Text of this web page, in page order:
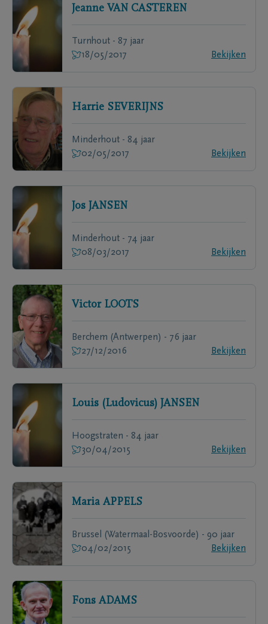
Jeanne VAN CASTEREN
Turnhout - 87 jaar
18/05/2017
Bekijken
Harrie SEVERIJNS
Minderhout - 84 jaar
02/05/2017
Bekijken
Jos JANSEN
Minderhout - 74 jaar
08/03/2017
Bekijken
Victor LOOTS
Berchem (Antwerpen) - 76 jaar
27/12/2016
Bekijken
Louis (Ludovicus) JANSEN
Hoogstraten - 84 jaar
30/04/2015
Bekijken
Maria APPELS
Brussel (Watermaal-Bosvoorde) - 90 jaar
04/02/2015
Bekijken
Fons ADAMS